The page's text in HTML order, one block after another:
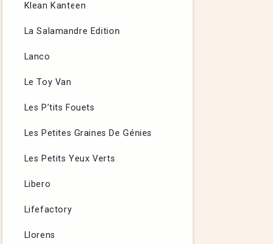
Klean Kanteen
La Salamandre Edition
Lanco
Le Toy Van
Les P’tits Fouets
Les Petites Graines De Génies
Les Petits Yeux Verts
Libero
Lifefactory
Llorens